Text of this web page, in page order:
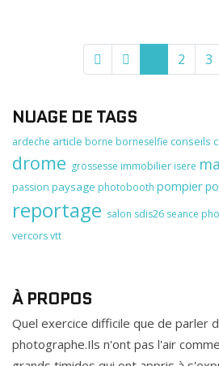
2 3
NUAGE DE TAGS
ardeche article borne borneselfie conseils
drome grossesse immobilier isere
passion paysage photobooth pompier
reportage salon sdis26 seance
vercorsvtt
À PROPOS
Quel exercice difficile que de parler
photographe.Ils n'ont pas l'air